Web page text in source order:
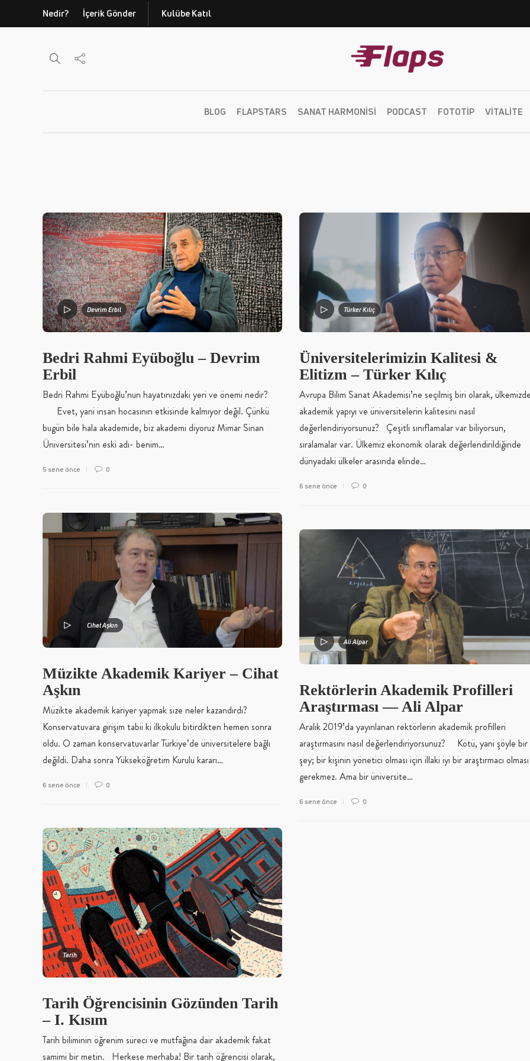
Nedir? İçerik Gönder Kulübe Katıl
BLOG FLAPSTARS SANAT HARMONISI PODCAST FOTOTIP VITALITE
Devrim Erbil
Bedri Rahmi Eyüboğlu – Devrim
Erbil
Bedri Rahmi Eyüboğlu’nun hayatınızdaki yeri ve önemi nedir?
Evet, yani insan hocasının etkisinde kalmıyor değil. Çünkü
bugün bile hala akademide, biz akademi diyoruz Mimar Sinan
Üniversitesi’nin eski adı- benim…
5 sene önce 0
Türker Kılıç
Üniversitelerimizin Kalitesi &
Elitizm – Türker Kılıç
Avrupa Bilim Sanat Akademisi’ne seçilmiş biri olarak,
akademik yapıyı ve üniversitelerin kalitesini nasıl
değerlendiriyorsunuz? Çeşitli sınıflamalar var biliyorsun,
sıralamalar var. Ülkemiz ekonomik olarak değerlendirildiğinde
dünyadaki ülkeler arasında elinde…
6 sene önce 0
Cihat Aşkın
Müzikte Akademik Kariyer – Cihat
Aşkın
Müzikte akademik kariyer yapmak size neler kazandırdı?
Konservatuvara girişim tabii ki ilkokulu bitirdikten hemen sonra
oldu. O zaman konservatuvarlar Türkiye’de üniversitelere bağlı
değildi. Daha sonra Yükseköğretim Kurulu kararı…
6 sene önce 0
Ali Alpar
Rektörlerin Akademik Profilleri
Araştırması — Ali Alpar
Aralık 2019’da yayınlanan rektörlerin akademik profilleri
araştırmasını nasıl değerlendiriyorsunuz? Kötü, yani şöyle bir
şey; bir kişinin yönetici olması için illaki iyi bir araştırmacı olması
gerekmez. Ama bir üniversite…
6 sene önce 0
Tarih
Tarih Öğrencisinin Gözünden Tarih
– I. Kısım
Tarih biliminin öğrenim süreci ve mutfağına dair akademik fakat
samimi bir metin. Herkese merhaba! Bir tarih öğrencisi olarak,